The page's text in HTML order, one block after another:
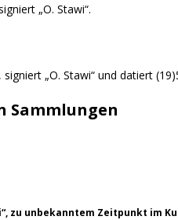
„O. Stawi“.
„O. Stawi“ und datiert
Sammlungen
zu unbekanntem Zeitpunkt im